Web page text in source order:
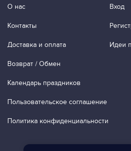
О нас
Контакты
Доставка и оплата
Возврат / Обмен
Календарь праздников
Пользовательское соглашение
Политика конфиденциальности
Вход
Идеи